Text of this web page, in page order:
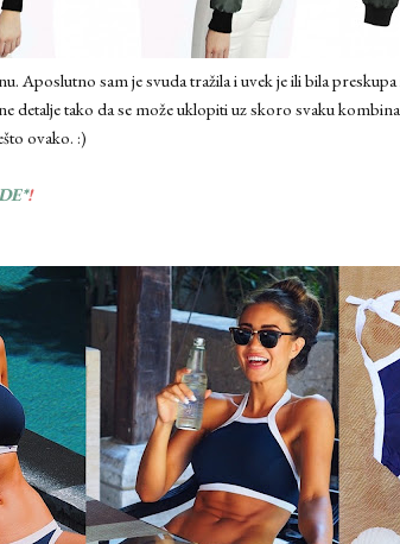
Aposlutno sam je svuda tražila i uvek je ili bila
detalje tako da se može uklopiti uz skoro svaku
ovako. :)
!